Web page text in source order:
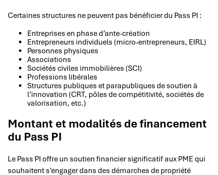
Certaines structures ne peuvent pas bénéficier du Pass PI :
Entreprises en phase d’ante-création
Entrepreneurs individuels (micro-entrepreneurs, EIRL)
Personnes physiques
Associations
Sociétés civiles immobilières (SCI)
Professions libérales
Structures publiques et parapubliques de soutien à
l’innovation (CRT, pôles de compétitivité, sociétés de
valorisation, etc.)
Montant et modalités de financement
du Pass PI
Le Pass PI offre un soutien financier significatif aux PME qui
souhaitent s’engager dans des démarches de propriété